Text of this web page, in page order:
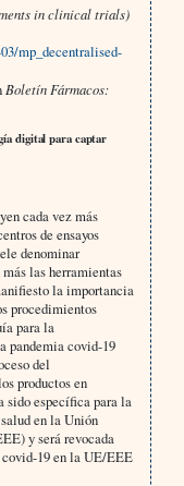
in clinical trials)
mp_decentralised-
Boletín Fármacos:
digital para captar
cada vez más
de ensayos
denominar
las herramientas
la importancia
procedimientos
para la
pandemia covid-19
del
productos en
sido específica para la
en la Unión
y será revocada
19 en la UE/EEE